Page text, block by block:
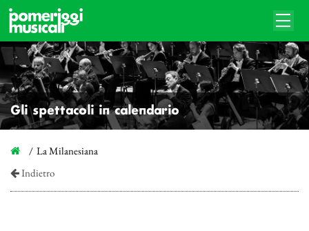
Gli spettacoli in calendario
La Milanesiana
Indietro